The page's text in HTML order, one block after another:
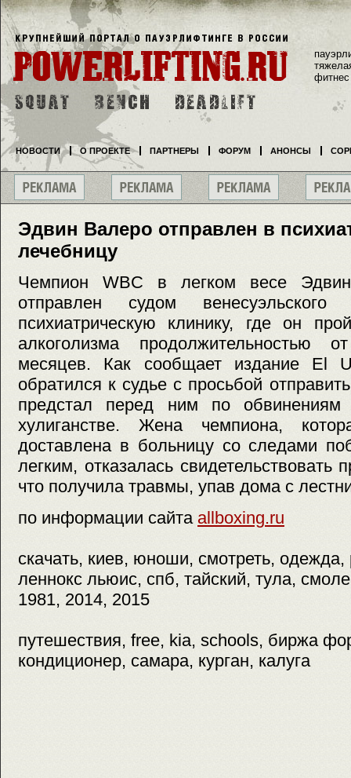
Эдвин Валеро отправлен в
лечебницу
Чемпион WBC в легком весе
отправлен судом
психиатрическую клинику, где он
алкоголизма
месяцев. Как сообщает издание El
обратился к судье с просьбой
предстал перед ним по
хулиганстве. Жена чемпиона,
доставлена в больницу со следами
легким, отказалась свидетельствовать
что получила травмы, упав дома с
по информации сайта allboxing.ru
скачать, киев, юноши, смотреть, одежда,
леннокс льюис, спб, тайский, тула,
1981, 2014, 2015
путешествия, free, kia, schools, биржа
кондиционер, самара, курган, калуга
фитнес
НОВОСТИ О ПРОЕКТЕ ПАРТНЕРЫ ФОРУМ АНОНСЫ